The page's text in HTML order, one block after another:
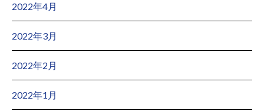
2022年4月
2022年3月
2022年2月
2022年1月